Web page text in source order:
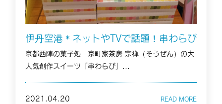
伊丹空港＊ネットやTVで話題！串わらび
京都西陣の菓子処 京町家茶房 宗禅（そうぜん）の大
人気創作スイーツ「串わらび」...
2021.04.20